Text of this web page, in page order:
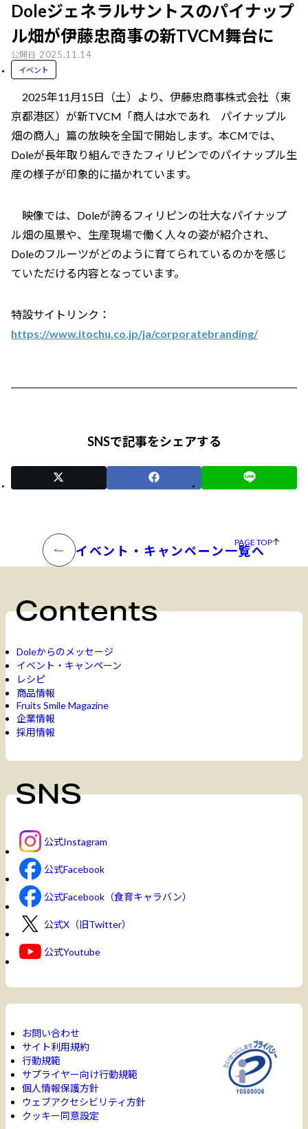
Doleジェネラルサントスのパイナップ
ル畑が伊藤忠商事の新TVCM舞台に
公開日 2025.11.14
イベント
2025年11月15日（土）より、伊藤忠商事株式会社（東
京都港区）が新TVCM「商人は水であれ パイナップル
畑の商人」篇の放映を全国で開始します。本CMでは、
Doleが長年取り組んできたフィリピンでのパイナップル生
産の様子が印象的に描かれています。
映像では、Doleが誇るフィリピンの壮大なパイナップ
ル畑の風景や、生産現場で働く人々の姿が紹介され、
Doleのフルーツがどのように育てられているのかを感じ
ていただける内容となっています。
特設サイトリンク：
https://www.itochu.co.jp/ja/corporatebranding/
SNSで記事をシェアする
イベント・キャンペーン一覧へ
PAGE TOP
Doleからのメッセージ
イベント・キャンペーン
レシピ
商品情報
Fruits Smile Magazine
企業情報
採用情報
公式Instagram
公式Facebook
公式Facebook（食育キャラバン）
公式X（旧Twitter）
公式Youtube
お問い合わせ
サイト利用規約
行動規範
サプライヤー向け行動規範
個人情報保護方針
ウェブアクセシビリティ方針
クッキー同意設定